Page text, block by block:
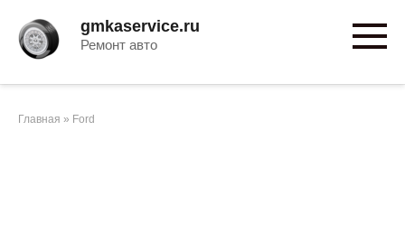
контенту
gmkaservice.ru
Ремонт авто
Главная » Ford